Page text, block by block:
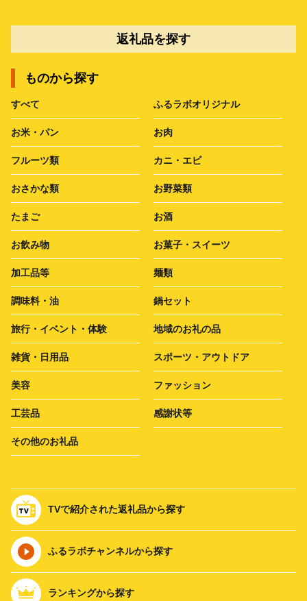
返礼品を探す
ものから探す
すべて ふるラボオリジナル
お米・パン お肉
フルーツ類 カニ・エビ
おさかな類 お野菜類
たまご お酒
お飲み物 お菓子・スイーツ
加工品等 麺類
調味料・油 鍋セット
旅行・イベント・体験 地域のお礼の品
雑貨・日用品 スポーツ・アウトドア
美容 ファッション
工芸品 感謝状等
その他のお礼品
TVで紹介された返礼品から探す
ふるラボチャンネルから探す
ランキングから探す